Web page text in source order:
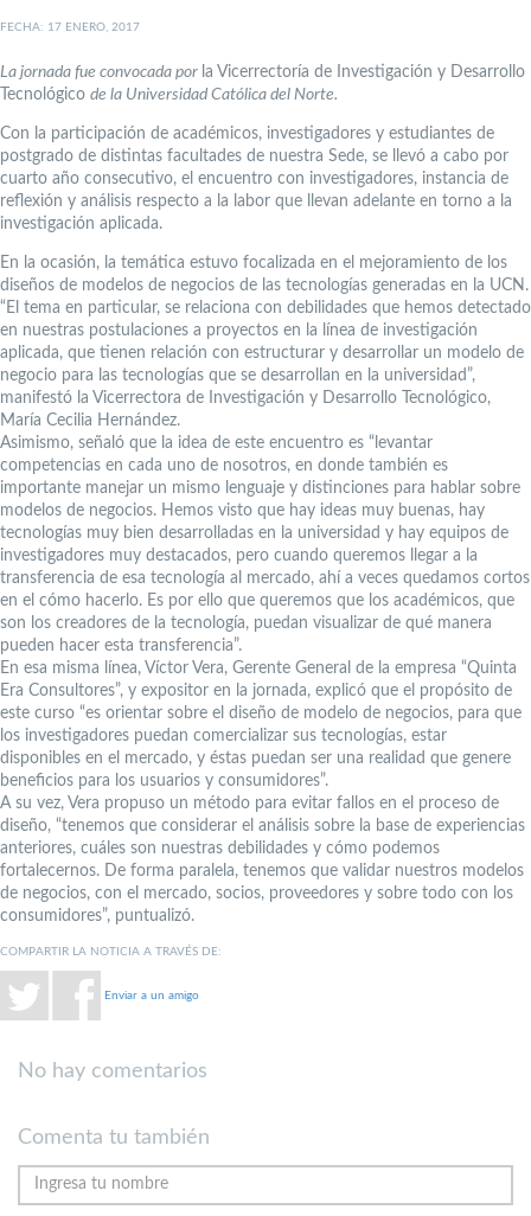
FECHA: 17 ENERO, 2017
La jornada fue convocada por la Vicerrectoría de Investigación y Desarrollo
Tecnológico de la Universidad Católica del Norte.
Con la participación de académicos, investigadores y estudiantes de
postgrado de distintas facultades de nuestra Sede, se llevó a cabo por
cuarto año consecutivo, el encuentro con investigadores, instancia de
reflexión y análisis respecto a la labor que llevan adelante en torno a la
investigación aplicada.
En la ocasión, la temática estuvo focalizada en el mejoramiento de los
diseños de modelos de negocios de las tecnologías generadas en la UCN.
“El tema en particular, se relaciona con debilidades que hemos detectado
en nuestras postulaciones a proyectos en la línea de investigación
aplicada, que tienen relación con estructurar y desarrollar un modelo de
negocio para las tecnologías que se desarrollan en la universidad”,
manifestó la Vicerrectora de Investigación y Desarrollo Tecnológico,
María Cecilia Hernández.
Asimismo, señaló que la idea de este encuentro es “levantar
competencias en cada uno de nosotros, en donde también es
importante manejar un mismo lenguaje y distinciones para hablar sobre
modelos de negocios. Hemos visto que hay ideas muy buenas, hay
tecnologías muy bien desarrolladas en la universidad y hay equipos de
investigadores muy destacados, pero cuando queremos llegar a la
transferencia de esa tecnología al mercado, ahí a veces quedamos cortos
en el cómo hacerlo. Es por ello que queremos que los académicos, que
son los creadores de la tecnología, puedan visualizar de qué manera
pueden hacer esta transferencia”.
En esa misma línea, Víctor Vera, Gerente General de la empresa “Quinta
Era Consultores”, y expositor en la jornada, explicó que el propósito de
este curso “es orientar sobre el diseño de modelo de negocios, para que
los investigadores puedan comercializar sus tecnologías, estar
disponibles en el mercado, y éstas puedan ser una realidad que genere
beneficios para los usuarios y consumidores”.
A su vez, Vera propuso un método para evitar fallos en el proceso de
diseño, “tenemos que considerar el análisis sobre la base de experiencias
anteriores, cuáles son nuestras debilidades y cómo podemos
fortalecernos. De forma paralela, tenemos que validar nuestros modelos
de negocios, con el mercado, socios, proveedores y sobre todo con los
consumidores”, puntualizó.
COMPARTIR LA NOTICIA A TRAVÉS DE:
Enviar a un amigo
No hay comentarios
Comenta tu también